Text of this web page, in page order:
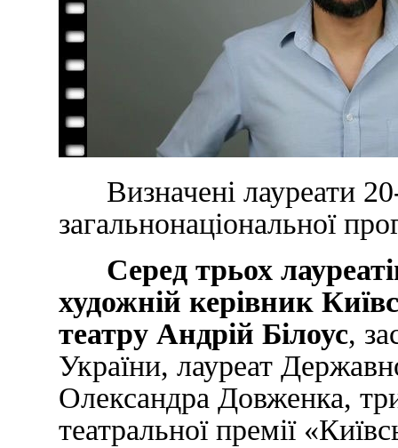
Визначені лауреати 20-
загальнонаціональної
Серед трьох
художній керівник
театру Андрій Білоус,
України, лауреат
Олександра Довженка,
театральної премії